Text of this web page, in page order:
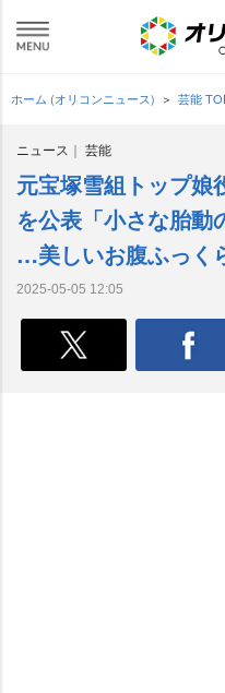
ホーム (オリコンニュース) 芸能
ニュース 芸能
元宝塚雪組トップ娘
を公表「小さな胎動
…美しいお腹ふっく
2025-05-05 12:05